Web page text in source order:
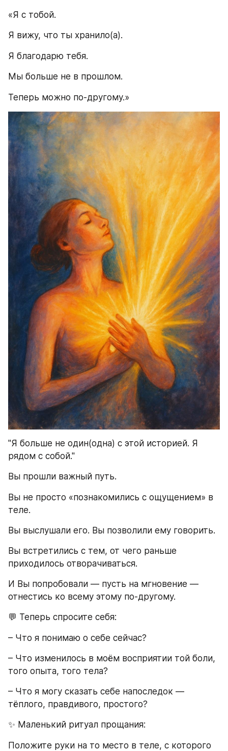
«Я с тобой.
Я вижу, что ты хранило(а).
Я благодарю тебя.
Мы больше не в прошлом.
Теперь можно по-другому.»
"Я больше не один(одна) с этой историей. Я
рядом с собой."
Вы прошли важный путь.
Вы не просто «познакомились с ощущением» в
теле.
Вы выслушали его. Вы позволили ему говорить.
Вы встретились с тем, от чего раньше
приходилось отворачиваться.
И Вы попробовали — пусть на мгновение —
отнестись ко всему этому по-другому.
💬 Теперь спросите себя:
– Что я понимаю о себе сейчас?
– Что изменилось в моём восприятии той боли,
того опыта, того тела?
– Что я могу сказать себе напоследок —
тёплого, правдивого, простого?
✨ Маленький ритуал прощания:
Положите руки на то место в теле, с которого